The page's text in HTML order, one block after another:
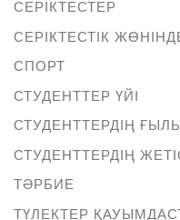
СЕРІКТЕСТЕР
СЕРІКТЕСТІК
СПОРТ
СТУДЕНТТЕР ҮЙІ
СТУДЕНТТЕРДІҢ
СТУДЕНТТЕРДІҢ
ТӘРБИЕ
ТҮЛЕКТЕР